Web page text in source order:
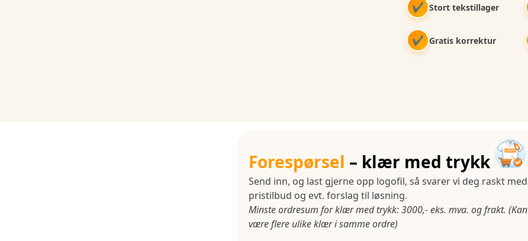
✔ Stort tekstillager
✔ Gratis korrektur
Forespørsel – klær med trykk
Send inn, og last gjerne opp logofil, så svarer vi deg raskt med
pristilbud og evt. forslag til løsning.
Minste ordresum for klær med trykk: 3000,- eks. mva. og frakt. (Kan
være flere ulike klær i samme ordre)